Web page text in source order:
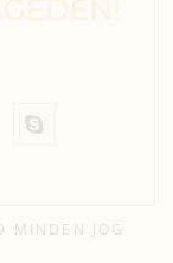
MINDEN JOG